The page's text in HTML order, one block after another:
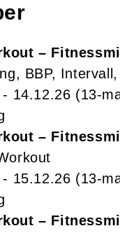
–
BBP,
14.12.26 (13-
–
15.12.26 (13-
–